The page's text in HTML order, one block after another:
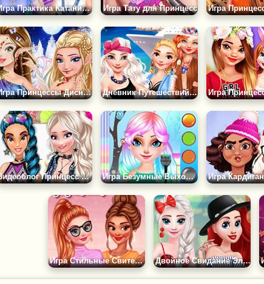
Игра Практика Катания на Коньках Игра Тату для Принцесс
Игра Принцессы Диснея: Зимние Феи Дневник Путешествий Принцесс: Греция
Видеоблог Принцесс Диснея: Вечеринка Игра Безумные Выходные Принцесс 2
Игра Стильные Свитера Принцесс Двойное Свидание Эльзы и Ариэль